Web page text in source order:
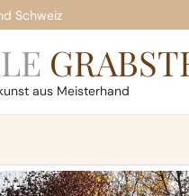
Schweiz
aus Meisterhand